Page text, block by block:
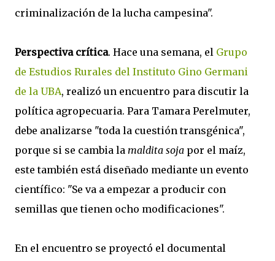
criminalización de la lucha campesina".
Perspectiva crítica. Hace una semana, el Grupo
de Estudios Rurales del Instituto Gino Germani
de la UBA, realizó un encuentro para discutir la
política agropecuaria. Para Tamara Perelmuter,
debe analizarse "toda la cuestión transgénica",
porque si se cambia la maldita soja por el maíz,
este también está diseñado mediante un evento
científico: "Se va a empezar a producir con
semillas que tienen ocho modificaciones".
En el encuentro se proyectó el documental